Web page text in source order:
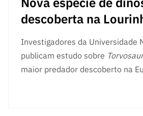
descoberta na
Investigadores da Universidade
publicam estudo sobre
maior predador descoberto na